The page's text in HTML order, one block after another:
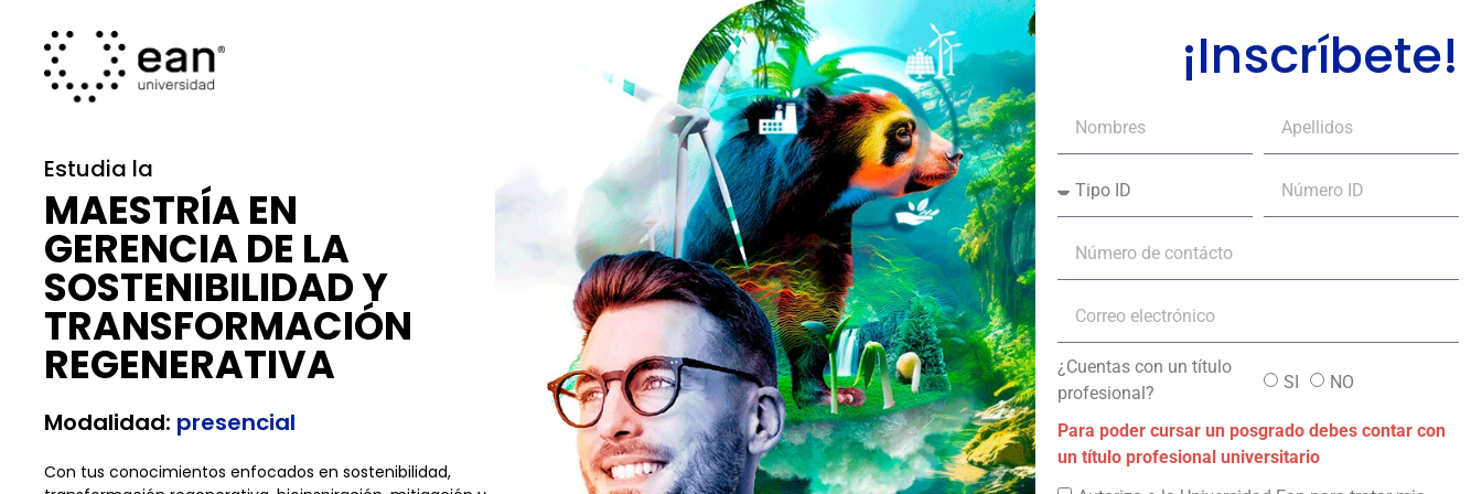
Estudia la
MAESTRÍA EN
GERENCIA DE LA
SOSTENIBILIDAD Y
TRANSFORMACIÓN
REGENERATIVA
Modalidad: presencial
Con tus conocimientos enfocados en sostenibilidad,
¡Inscríbete!
¿Cuentas con un título
profesional?
SI NO
Para poder cursar un posgrado debes contar con
un título profesional universitario